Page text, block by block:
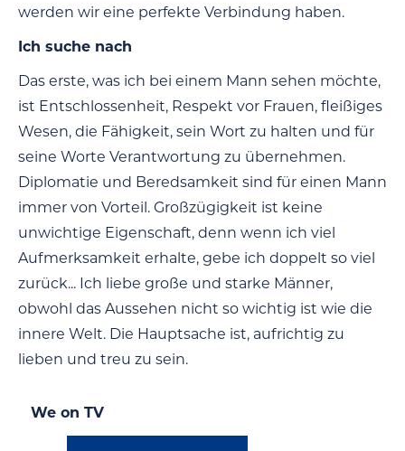
werden wir eine perfekte Verbindung haben.
Ich suche nach
Das erste, was ich bei einem Mann sehen möchte,
ist Entschlossenheit, Respekt vor Frauen, fleißiges
Wesen, die Fähigkeit, sein Wort zu halten und für
seine Worte Verantwortung zu übernehmen.
Diplomatie und Beredsamkeit sind für einen Mann
immer von Vorteil. Großzügigkeit ist keine
unwichtige Eigenschaft, denn wenn ich viel
Aufmerksamkeit erhalte, gebe ich doppelt so viel
zurück... Ich liebe große und starke Männer,
obwohl das Aussehen nicht so wichtig ist wie die
innere Welt. Die Hauptsache ist, aufrichtig zu
lieben und treu zu sein.
We on TV